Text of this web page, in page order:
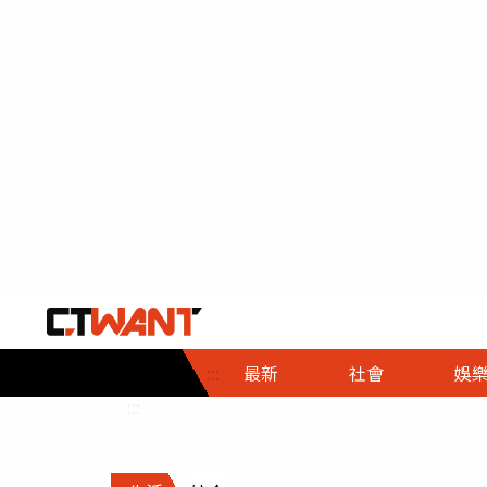
::: 最新 社會
社會首頁
時事
調查
娛樂
娛樂首頁
即時
財經首頁
熱線
政